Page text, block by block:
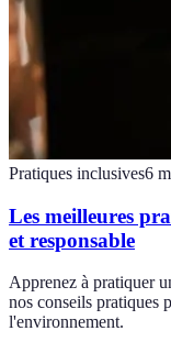
Pratiques inclusives6
Les meilleures
et responsable
Apprenez à pratiquer
nos conseils pratiques
l'environnement.